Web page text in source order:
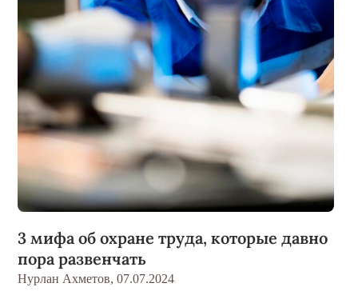
3 мифа об охране труда, которые давно
пора развенчать
Нурлан Ахметов, 07.07.2024